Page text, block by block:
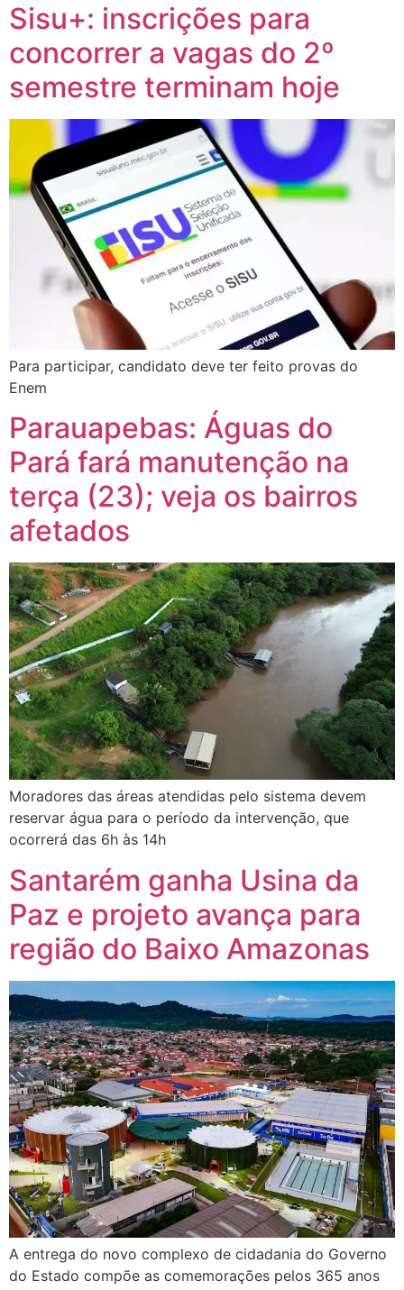
Sisu+: inscrições para
concorrer a vagas do 2º
semestre terminam hoje
Para participar, candidato deve ter feito provas do
Enem
Parauapebas: Águas do
Pará fará manutenção na
terça (23); veja os bairros
afetados
Moradores das áreas atendidas pelo sistema devem
reservar água para o período da intervenção, que
ocorrerá das 6h às 14h
Santarém ganha Usina da
Paz e projeto avança para
região do Baixo Amazonas
A entrega do novo complexo de cidadania do Governo
do Estado compõe as comemorações pelos 365 anos